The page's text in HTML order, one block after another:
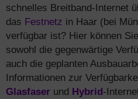
schnelles Breitband-Internet
das Festnetz in Haar (bei
verfügbar ist? Hier können Sie
sowohl die gegenwärtige
auch die geplanten
Informationen zur
Glasfaser und Hybrid-